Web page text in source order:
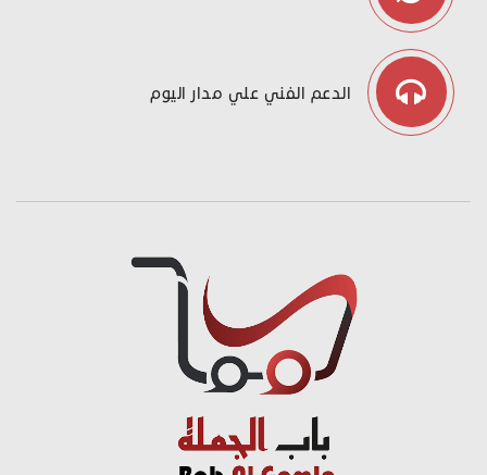
الدعم الفني علي مدار اليوم